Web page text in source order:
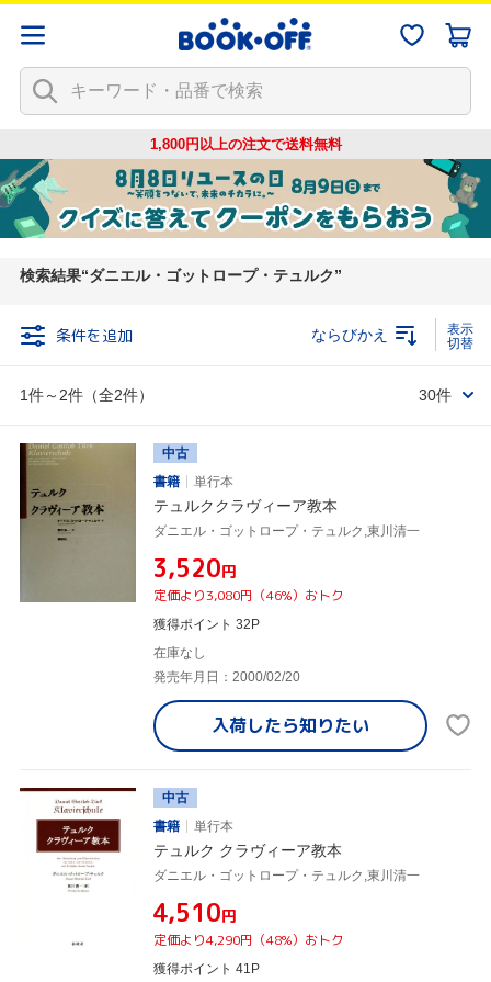
1,800円以上の注文で送料無料
検索結果 ダニエル・ゴットロープ・テュルク
条件を追加
1件～2件（全2件）
ならびかえ
30件
中古
書籍
単行本
テュルククラヴィーア教本
ダニエル・ゴットロープ・テュルク,東川清一
¥3,520円
定価より3,080円（46%）おトク
獲得ポイント 32P
在庫なし
発売年月日：2000/02/20
入荷したら知りたい
中古
書籍
単行本
テュルク クラヴィーア教本
ダニエル・ゴットロープ・テュルク,東川清一
¥4,510円
定価より4,290円（48%）おトク
獲得ポイント 41P